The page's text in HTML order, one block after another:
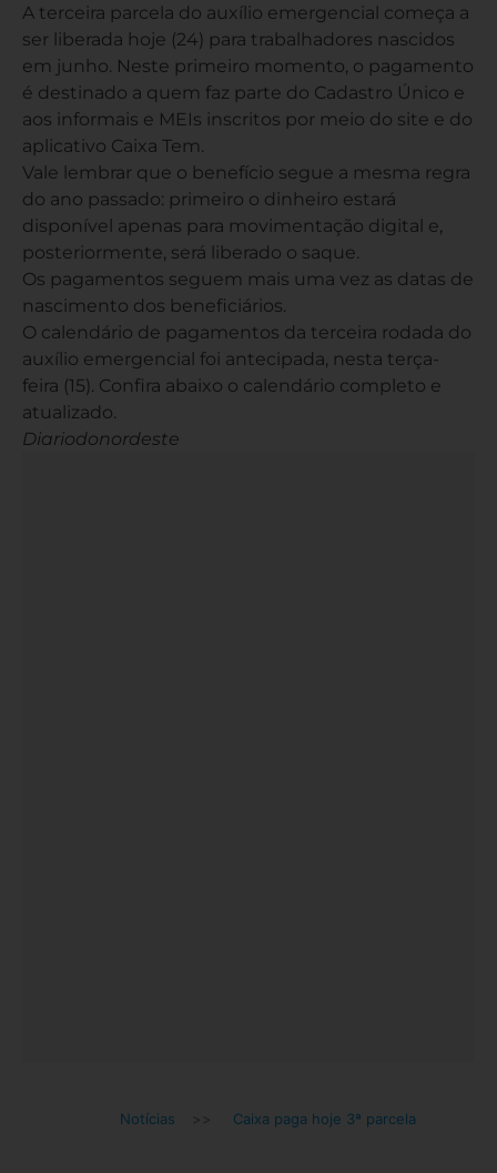
A terceira parcela do auxílio emergencial começa a
ser liberada hoje (24) para trabalhadores nascidos
em junho. Neste primeiro momento, o pagamento
é destinado a quem faz parte do Cadastro Único e
aos informais e MEIs inscritos por meio do site e do
aplicativo Caixa Tem.
Vale lembrar que o benefício segue a mesma regra
do ano passado: primeiro o dinheiro estará
disponível apenas para movimentação digital e,
posteriormente, será liberado o saque.
Os pagamentos seguem mais uma vez as datas de
nascimento dos beneficiários.
O calendário de pagamentos da terceira rodada do
auxílio emergencial foi antecipada, nesta terça-
feira (15). Confira abaixo o calendário completo e
atualizado.
Diariodonordeste
Notícias >> Caixa paga hoje 3ª parcela